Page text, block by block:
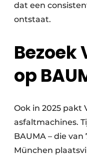
dat een
ontstaat.
Bezoek
op
Ook in 2025 pakt
asfaltmachines.
BAUMA – die
München